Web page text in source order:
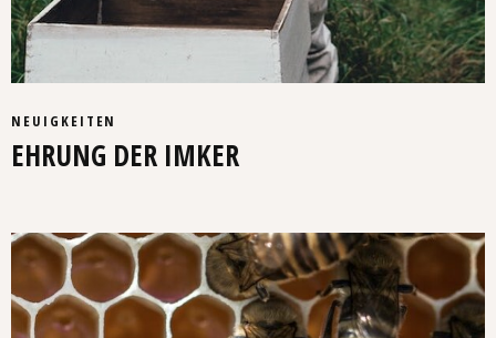
NEUIGKEITEN
EHRUNG DER IMKER